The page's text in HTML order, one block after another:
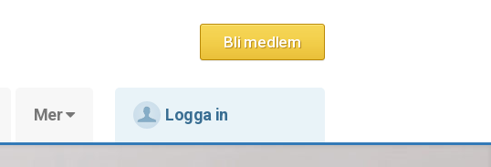
Bli medlem
Mer Logga in